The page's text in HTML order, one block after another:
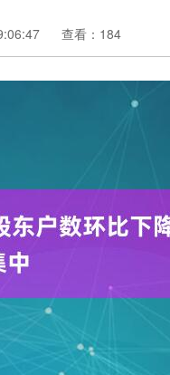
查看：184